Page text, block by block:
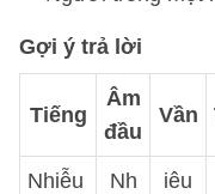
Gợi ý trả lời
Tiếng
Âm
đầu
Vần
Nhiễu Nh iêu